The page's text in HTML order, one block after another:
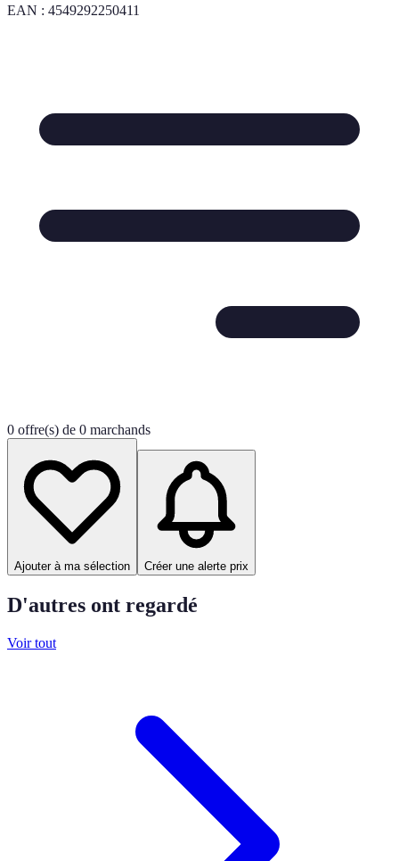
EAN : 4549292250411
0 offre(s) de 0 marchands
Ajouter à ma sélection Créer une alerte prix
D'autres ont regardé
Voir tout